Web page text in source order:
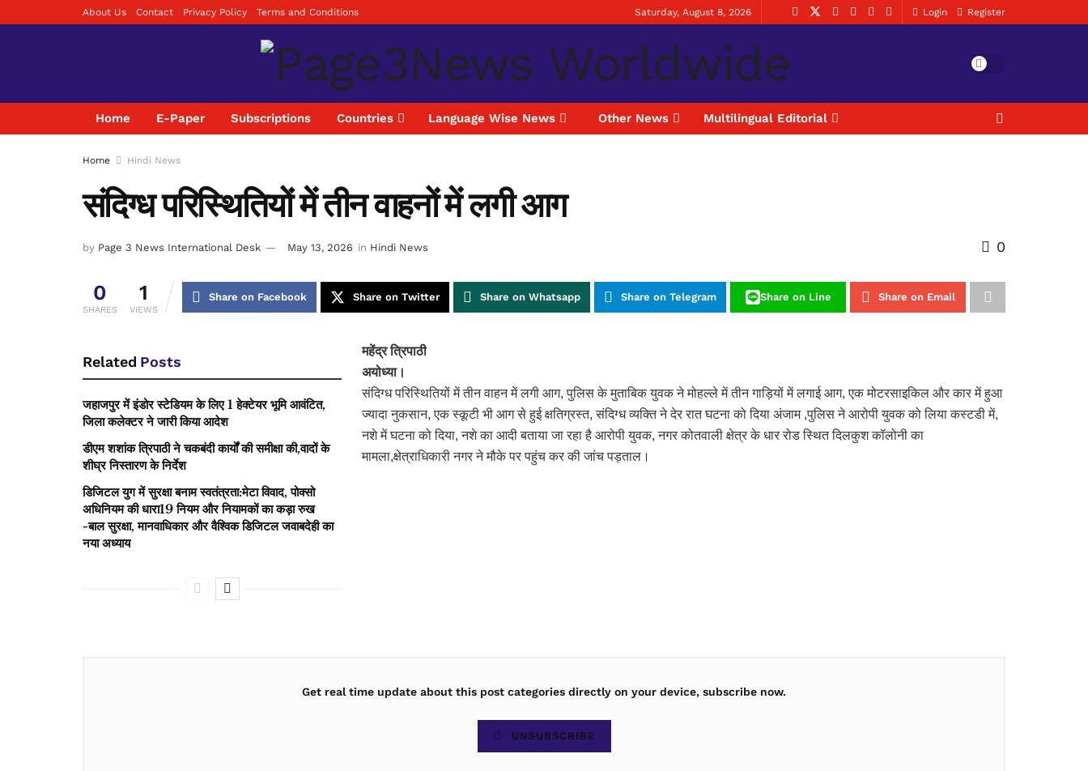
About Us Contact Privacy Policy Terms and Conditions Saturday, August 8, 2026 Login Register
Home E-Paper Subscriptions Countries Language Wise News Other News Multilingual Editorial
Home Hindi News
संदिग्ध परिस्थितियों में तीन वाहनों में लगी आग
by Page 3 News International Desk May 13, 2026 in Hindi News 0
0
SHARES
1
VIEWS
Share on Facebook Share on Twitter Share on Whatsapp Share on Telegram Share on Line Share on Email
Related Posts
जहाजपुर में इंडोर स्टेडियम के लिए 1 हेक्टेयर भूमि आवंटित,
जिला कलेक्टर ने जारी किया आदेश
डीएम शशांक त्रिपाठी ने चकबंदी कार्यों की समीक्षा की,वादों के
शीघ्र निस्तारण के निर्देश
डिजिटल युग में सुरक्षा बनाम स्वतंत्रता:मेटा विवाद, पोक्सो
अधिनियम की धारा19 नियम और नियामकों का कड़ा रुख
-बाल सुरक्षा, मानवाधिकार और वैश्विक डिजिटल जवाबदेही का
नया अध्याय
महेंद्र त्रिपाठी
अयोध्या।
संदिग्ध परिस्थितियों में तीन वाहन में लगी आग, पुलिस के मुताबिक युवक ने मोहल्ले में तीन गाड़ियों में लगाई आग, एक मोटरसाइकिल और कार में हुआ
ज्यादा नुकसान, एक स्कूटी भी आग से हुई क्षतिग्रस्त, संदिग्ध व्यक्ति ने देर रात घटना को दिया अंजाम ,पुलिस ने आरोपी युवक को लिया कस्टडी में,
नशे में घटना को दिया, नशे का आदी बताया जा रहा है आरोपी युवक, नगर कोतवाली क्षेत्र के धार रोड स्थित दिलकुश कॉलोनी का
मामला,क्षेत्राधिकारी नगर ने मौके पर पहुंच कर की जांच पड़ताल।
Get real time update about this post categories directly on your device, subscribe now.
UNSUBSCRIBE